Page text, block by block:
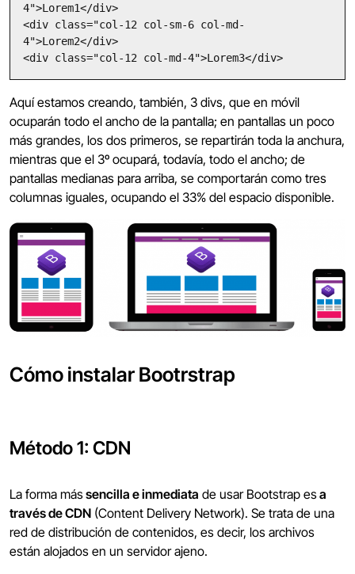
4">Lorem1</div>
<div class="col-12 col-sm-6 col-md-
4">Lorem2</div>
<div class="col-12 col-md-4">Lorem3</div>
Aquí estamos creando, también, 3 divs, que en móvil
ocuparán todo el ancho de la pantalla; en pantallas un poco
más grandes, los dos primeros, se repartirán toda la anchura,
mientras que el 3º ocupará, todavía, todo el ancho; de
pantallas medianas para arriba, se comportarán como tres
columnas iguales, ocupando el 33% del espacio disponible.
Cómo instalar Bootrstrap
Método 1: CDN
La forma mássencilla e inmediata de usar Bootstrap esa
través de CDN (Content Delivery Network). Se trata de una
red de distribución de contenidos, es decir, los archivos
están alojados en un servidor ajeno.